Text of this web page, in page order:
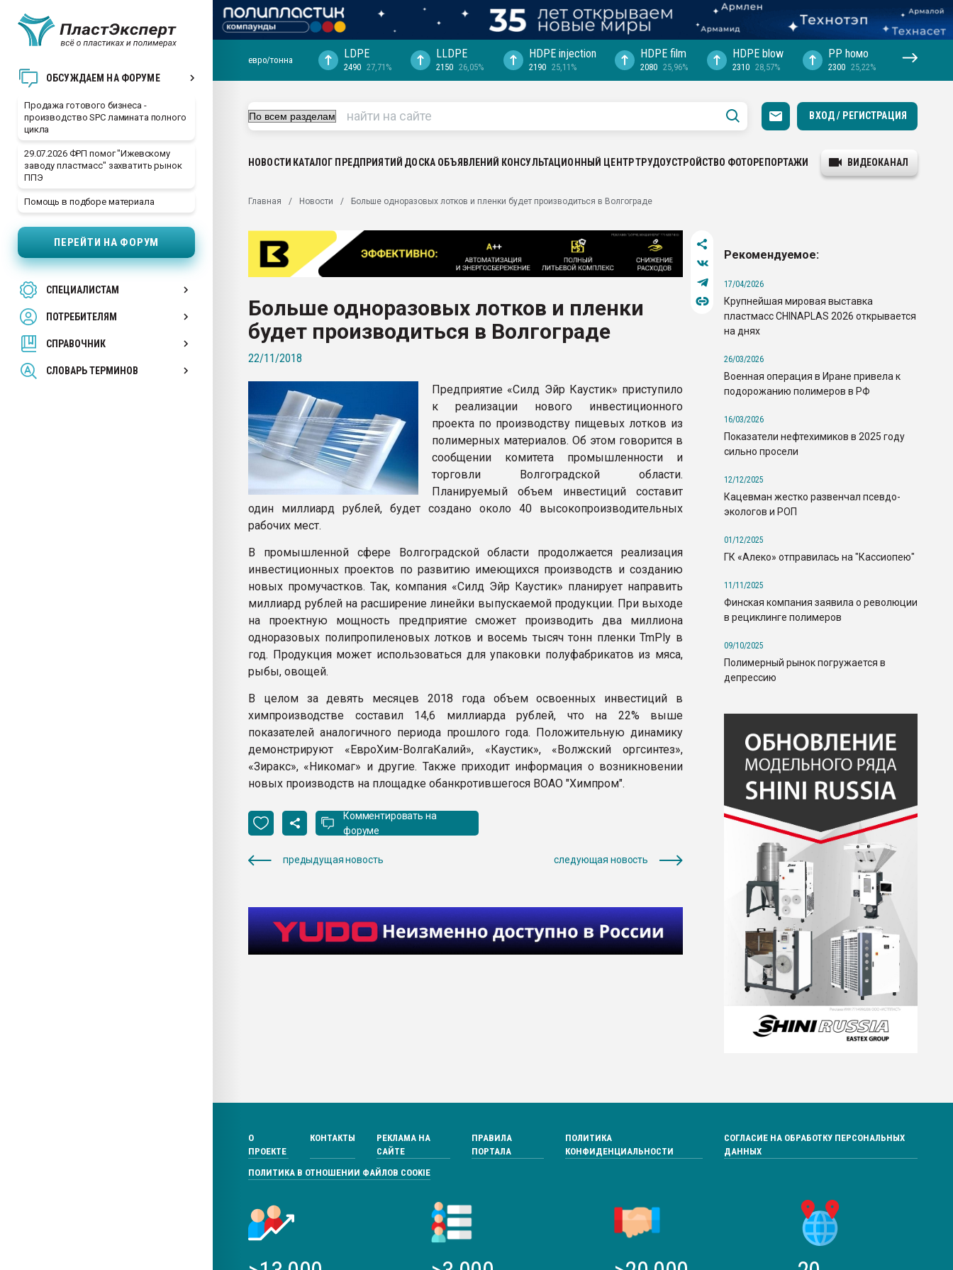
ОБСУЖДАЕМ НА ФОРУМЕ
Продажа готового бизнеса -
производство SPC ламината полного
цикла
29.07.2026 ФРП помог "Ижевскому
заводу пластмасс" захватить рынок
ППЭ
Помощь в подборе материала
ПЕРЕЙТИ НА ФОРУМ
СПЕЦИАЛИСТАМ
ПОТРЕБИТЕЛЯМ
СПРАВОЧНИК
СЛОВАРЬ ТЕРМИНОВ
28.07.2026 "Технониколь" довольна
Всё, что касается выдува ПЭТ
Материал поверхности пуансона для
Продам отходы Композиция
поликарбоната и АБС-пластика
Armaloy PC/ABS-1IM черный цвет
Профильная литература. Продажа,
покупка, обмен
евро/тонна LDPE
2490 27,71%
LLDPE
2150 26,05%
HDPE injection
2190 25,11%
HDPE film
2080 25,96%
HDPE blow
2310 28,57%
PP hомо
2300 25,22%
ВХОД / РЕГИСТРАЦИЯ
НОВОСТИ КАТАЛОГ ПРЕДПРИЯТИЙ ДОСКА ОБЪЯВЛЕНИЙ КОНСУЛЬТАЦИОННЫЙ ЦЕНТРТРУДОУСТРОЙСТВО ФОТОРЕПОРТАЖИ ВИДЕОКАНАЛ
Главная Новости Больше одноразовых лотков и пленки будет производиться в Волгограде
Больше одноразовых лотков и пленки
будет производиться в Волгограде
22/11/2018
Предприятие «Силд Эйр Каустик» приступило
к реализации нового инвестиционного
проекта по производству пищевых лотков из
полимерных материалов. Об этом говорится в
сообщении комитета промышленности и
торговли Волгоградской области.
Планируемый объем инвестиций составит
один миллиард рублей, будет создано около 40 высокопроизводительных
рабочих мест.
В промышленной сфере Волгоградской области продолжается реализация
инвестиционных проектов по развитию имеющихся производств и созданию
новых промучастков. Так, компания «Силд Эйр Каустик» планирует направить
миллиард рублей на расширение линейки выпускаемой продукции. При выходе
на проектную мощность предприятие сможет производить два миллиона
одноразовых полипропиленовых лотков и восемь тысяч тонн пленки TmPly в
год. Продукция может использоваться для упаковки полуфабрикатов из мяса,
рыбы, овощей.
В целом за девять месяцев 2018 года объем освоенных инвестиций в
химпроизводстве составил 14,6 миллиарда рублей, что на 22% выше
показателей аналогичного периода прошлого года. Положительную динамику
демонстрируют «ЕвроХим-ВолгаКалий», «Каустик», «Волжский оргсинтез»,
«Зиракс», «Никомаг» и другие. Также приходит информация о возникновении
новых производств на площадке обанкротившегося ВОАО "Химпром".
Комментировать на
форуме
предыдущая новость следующая новость
Рекомендуемое:
17/04/2026
Крупнейшая мировая выставка
пластмасс CHINAPLAS 2026 открывается
на днях
26/03/2026
Военная операция в Иране привела к
подорожанию полимеров в РФ
16/03/2026
Показатели нефтехимиков в 2025 году
сильно просели
12/12/2025
Кацевман жестко развенчал псевдо-
экологов и РОП
01/12/2025
ГК «Алеко» отправилась на "Кассиопею"
11/11/2025
Финская компания заявила о революции
в рециклинге полимеров
09/10/2025
Полимерный рынок погружается в
депрессию
О
ПРОЕКТЕ
КОНТАКТЫ
РЕКЛАМА НА
САЙТЕ
ПРАВИЛА
ПОРТАЛА
ПОЛИТИКА
КОНФИДЕНЦИАЛЬНОСТИ
СОГЛАСИЕ НА ОБРАБОТКУ ПЕРСОНАЛЬНЫХ
ДАННЫХ
ПОЛИТИКА В ОТНОШЕНИИ ФАЙЛОВ COOKIE